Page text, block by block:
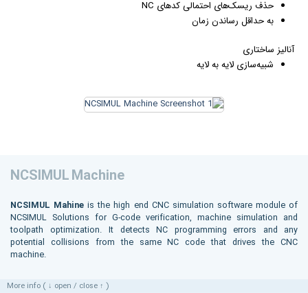
حذف ریسک‌های احتمالی کدهای NC
به حداقل رساندن زمان
آنالیز ساختاری
شبیه‌سازی لایه به لایه
NCSIMUL Machine
NCSIMUL Mahine is the high end CNC simulation software module of
NCSIMUL Solutions for G-code verification, machine simulation and
toolpath optimization. It detects NC programming errors and any
potential collisions from the same NC code that drives the CNC
machine.
More info ( ↓ open / close ↑ )